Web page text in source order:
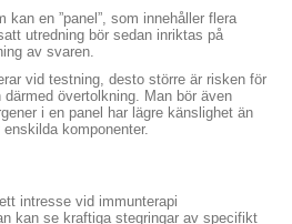
kan en ”panel”, som innehåller flera
utredning bör sedan inriktas på
av svaren.
vid testning, desto större är risken för
övertolkning. Man bör även
i en panel har lägre känslighet än
komponenter.
intresse vid immunterapi
kan se kraftiga stegringar av specifikt